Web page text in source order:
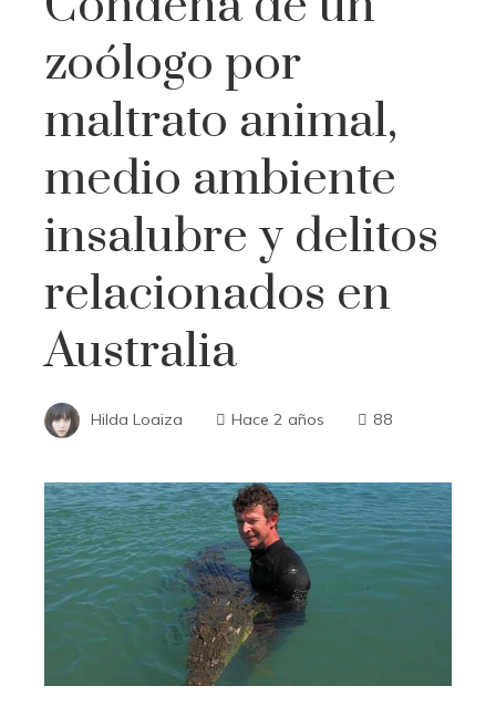
zoólogo por
maltrato animal,
medio ambiente
insalubre y delitos
relacionados en
Australia
Hilda Loaiza Hace 2 años 88